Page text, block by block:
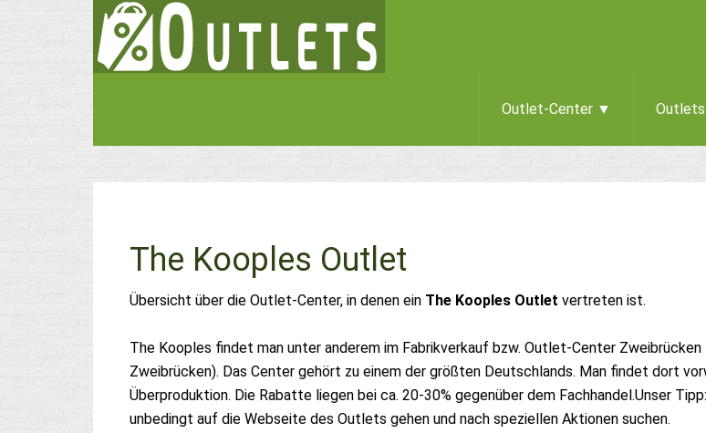
Outlet-Center ▼
The Kooples Outlet
Übersicht über die Outlet-Center, in denen ein The Kooples Outlet vertreten ist.
The Kooples findet man unter anderem im Fabrikverkauf bzw. Outlet-Center
Zweibrücken). Das Center gehört zu einem der größten Deutschlands. Man findet dort
Überproduktion. Die Rabatte liegen bei ca. 20-30% gegenüber dem Fachhandel.Unser
unbedingt auf die Webseite des Outlets gehen und nach speziellen Aktionen suchen.